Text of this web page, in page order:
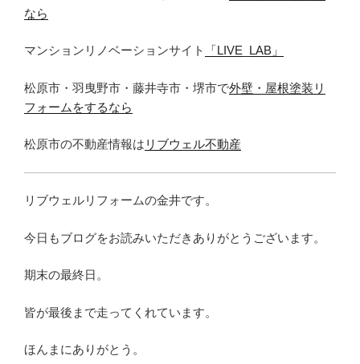
なら
マンションリノベーションサイト 「LIVE_LAB」
松原市・羽曳野市・藤井寺市・堺市で外壁・屋根塗装リ
フォームをするなら
松原市の不動産情報は リブウェル不動産
リブウェルリフォームの金井です。
今日もブログをお読みいただきありがとうございます。
期末の最終日。
皆が最後まで走ってくれています。
ほんまにありがとう。